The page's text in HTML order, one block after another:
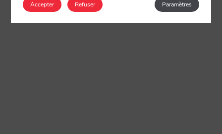
Accepter Paramètres
Refuser